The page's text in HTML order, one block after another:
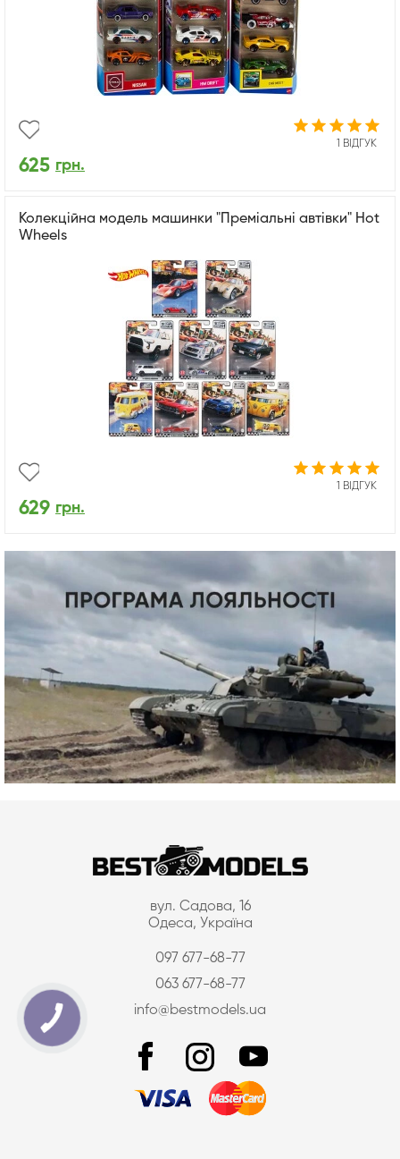
1 ВІДГУК
625 грн.
Колекційна модель машинки "Преміальні автівки" Hot
Wheels
1 ВІДГУК
629 грн.
вул. Садова, 16
Одеса, Україна
097 677-68-77
063 677-68-77
info@bestmodels.ua